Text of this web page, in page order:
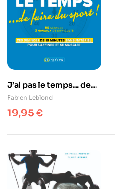
J’ai pas le temps… de
faire du sport !
Fabien Leblond
19,95 €